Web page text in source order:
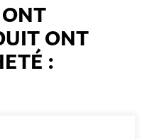
ONT
: